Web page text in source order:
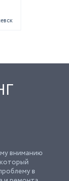
вниманию
в